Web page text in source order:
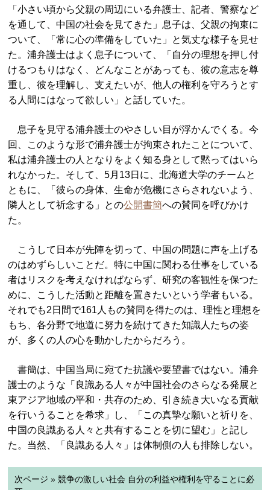
「小さい頃から父親の周辺にいる弁護士、記者、警察など
を通して、中国の社会を見てきた」息子は、父親の拘束に
ついて、「常に心の準備をしていた」と気丈な様子を見せ
た。浦弁護士はよく息子について、「自分の理想を押し付
けるつもりはなく、どんなことがあっても、彼の意志を尊
重し、彼を理解し、支えたいが、他人の権利を守ろうとす
る人間にはなって欲しい」と話していた。
息子を見守る浦弁護士のやさしい目が浮かんでくる。今
回、このような形で浦弁護士が拘束されたことについて、
私は浦弁護士の人となりをよく知る身として黙ってはいら
れなかった。そして、5月13日に、北海道大学のチームと
ともに、「彼らの身体、生命が危機にさらされないよう、
隣人として祈念する」との公開書簡への賛同を呼びかけ
た。
こうして日本が先陣を切って、中国の問題に声を上げる
のはめずらしいことだ。特に中国に関わる仕事をしている
者はリスクを考えなければならず、研究の客観性を保つた
めに、こうした活動と距離を置きたいという学者もいる。
それでも2日間で161人もの賛同を得たのは、理性と理想を
もち、各分野で地道に努力を続けてきた知識人たちの姿
が、多くの人の心を動かしたからだろう。
書簡は、中国当局に宛てた抗議や要望書ではない。浦弁
護士のような「良識ある人々が中国社会のさらなる発展と
東アジア地域の平和・共存のため、引き続き大いなる貢献
を行いうることを希求」し、「この真摯な願いと祈りを、
中国の良識ある人々と共有することを切に望む」と記し
た。当然、「良識ある人々」は体制側の人も排除しない。
次ページ » 競争の激しい社会 自分の利益や権利を守ることに必